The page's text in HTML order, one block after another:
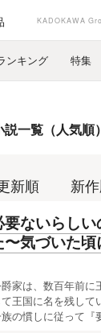
KADOKAWA
ンキング 特集
一覧（人気順）
新順 新
ないらし
気づいた
家は、数百年前
王国に名を残し
の慣しに従って